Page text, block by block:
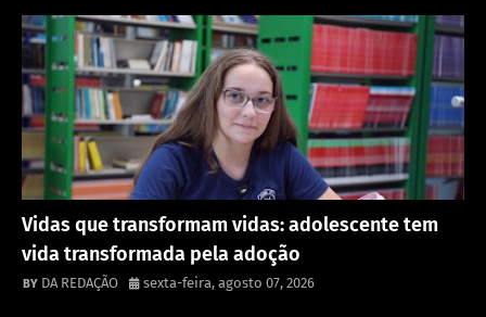
Vidas que transformam vidas: adolescente tem
vida transformada pela adoção
DA REDAÇÃO sexta-feira, agosto 07, 2026